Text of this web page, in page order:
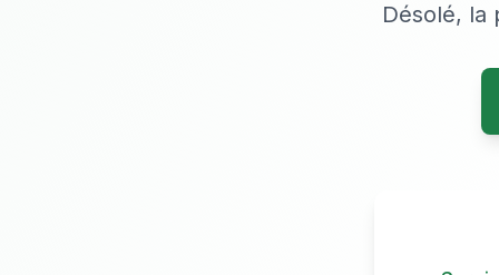
Désolé, la